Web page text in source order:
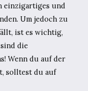
einzigartiges und
Um jedoch zu
ist es wichtig,
die
Wenn du auf der
solltest du auf